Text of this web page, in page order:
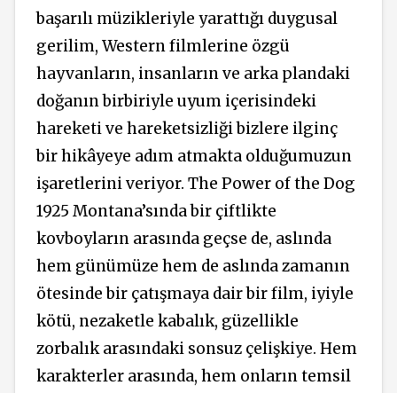
başarılı müzikleriyle yarattığı duygusal
gerilim, Western filmlerine özgü
hayvanların, insanların ve arka plandaki
doğanın birbiriyle uyum içerisindeki
hareketi ve hareketsizliği bizlere ilginç
bir hikâyeye adım atmakta olduğumuzun
işaretlerini veriyor. The Power of the Dog
1925 Montana’sında bir çiftlikte
kovboyların arasında geçse de, aslında
hem günümüze hem de aslında zamanın
ötesinde bir çatışmaya dair bir film, iyiyle
kötü, nezaketle kabalık, güzellikle
zorbalık arasındaki sonsuz çelişkiye. Hem
karakterler arasında, hem onların temsil